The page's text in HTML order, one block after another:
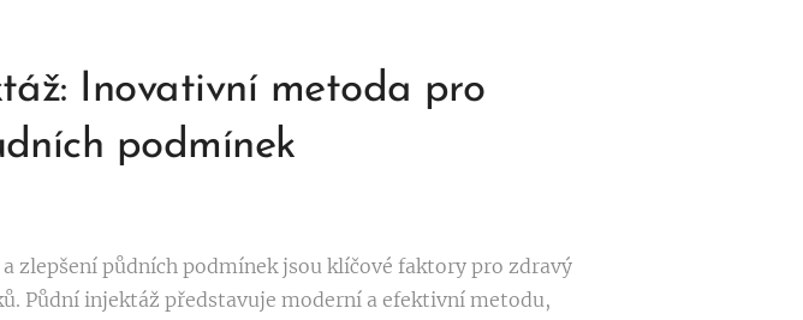
Inovativní metoda pro
podmínek
zlepšení půdních podmínek jsou klíčové faktory pro zdravý
Půdní injektáž představuje moderní a efektivní metodu,